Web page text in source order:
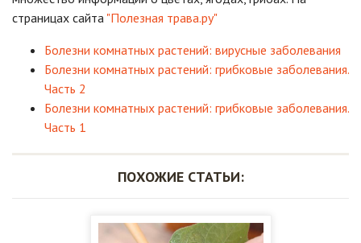
страницах сайта "Полезная трава.ру"
Болезни комнатных растений: вирусные заболевания
Болезни комнатных растений: грибковые заболевания.
Часть 2
Болезни комнатных растений: грибковые заболевания.
Часть 1
ПОХОЖИЕ СТАТЬИ: